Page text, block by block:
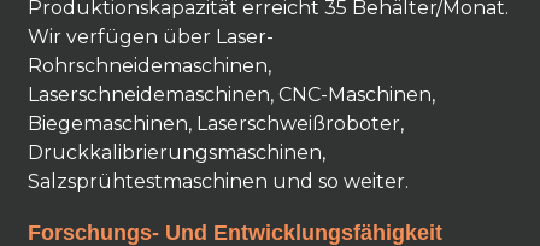
Produktionskapazität erreicht 35 Behälter/Monat.
Wir verfügen über Laser-
Rohrschneidemaschinen,
Laserschneidemaschinen, CNC-Maschinen,
Biegemaschinen, Laserschweißroboter,
Druckkalibrierungsmaschinen,
Salzsprühtestmaschinen und so weiter.
Forschungs- Und Entwicklungsfähigkeit